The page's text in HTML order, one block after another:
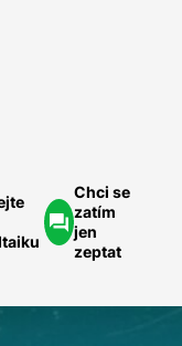
Chci se
zatím
jen
zeptat